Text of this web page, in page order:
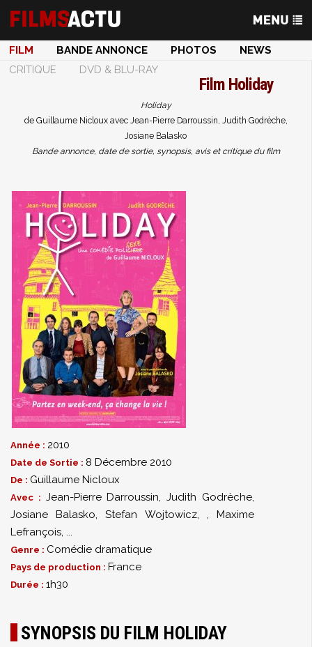
FILM BANDE ANNONCE PHOTOS
NEWS
CRITIQUE
DVD & BLU-RAY
Film Holiday
Holiday
de Guillaume Nicloux avec Jean-Pierre Darroussin, Judith Godrèche,
Josiane Balasko
Bande annonce, date de sortie, synopsis, avis et critique du film
Année : 2010
Date de Sortie : 8 Décembre 2010
De : Guillaume Nicloux
Avec : Jean-Pierre Darroussin,Judith Godrèche,
Josiane Balasko,Stefan Wojtowicz, ,Maxime
Lefrançois, ...
Genre : Comédie dramatique
Pays de production : France
Durée : 1h30
SYNOPSIS DU FILM HOLIDAY